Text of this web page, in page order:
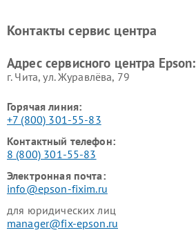
Контакты сервис центра
Адрес сервисного центра Epson:
г. Чита, ул. Журавлёва, 79
Горячая линия:
+7 (800) 301-55-83
Контактный телефон:
8 (800) 301-55-83
Электронная почта:
info@epson-fixim.ru
для юридических лиц
manager@fix-epson.ru